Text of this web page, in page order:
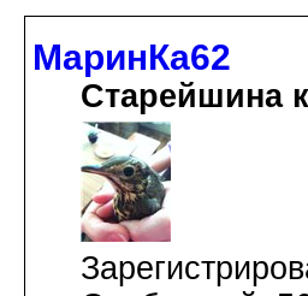
МаринКа62
Старейшина